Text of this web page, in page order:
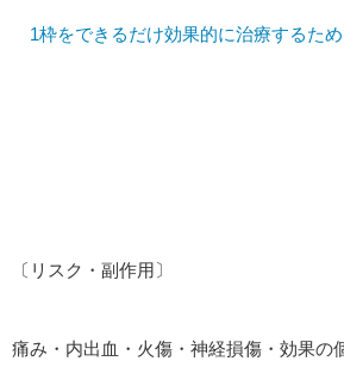
1枠をできるだけ効果的に治療するため
〔リスク・副作用〕
痛み・内出血・火傷・神経損傷・効果の